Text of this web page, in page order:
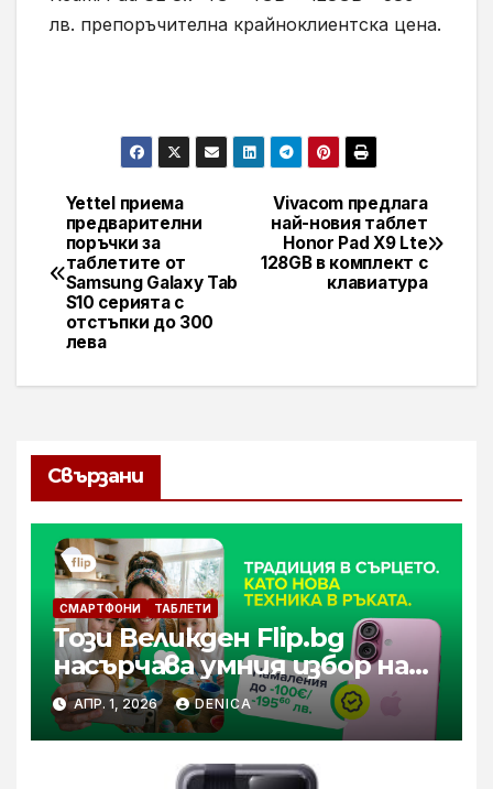
лв. препоръчителна крайноклиентска цена.
Навигация
Vivacom предлага
най-новия таблет
Honor Pad X9 Lte
128GB в комплект с
клавиатура
Yettel приема
предварителни
поръчки за
таблетите от
Samsung Galaxy Tab
S10 серията с
отстъпки до 300
лева
Свързани
СМАРТФОНИ ТАБЛЕТИ
Този Великден Flip.bg
насърчава умния избор на
реновирана техника
АПР. 1, 2026 DENICA